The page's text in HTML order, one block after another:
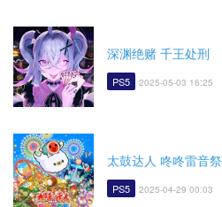
深渊绝赌 千王处刑
PS5 2025-05-03 16:25
太鼓达人 咚咚雷音祭
PS5 2025-04-29 00:03